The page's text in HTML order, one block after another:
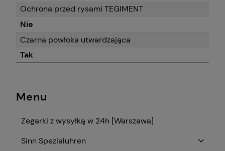
Ochrona przed rysami TEGIMENT
Nie
Czarna powłoka utwardzająca
Tak
Menu
Zegarki z wysyłką w 24h [Warszawa]
Sinn Spezialuhren